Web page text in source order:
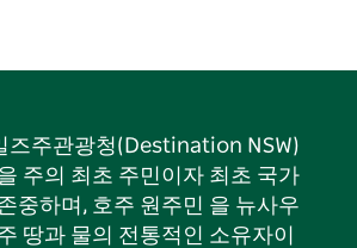
즈주관광청(Destination NSW)
주의 최초 주민이자 최초 국가
중하며, 호주 원주민 을 뉴사우
땅과 물의 전통적인 소유자이